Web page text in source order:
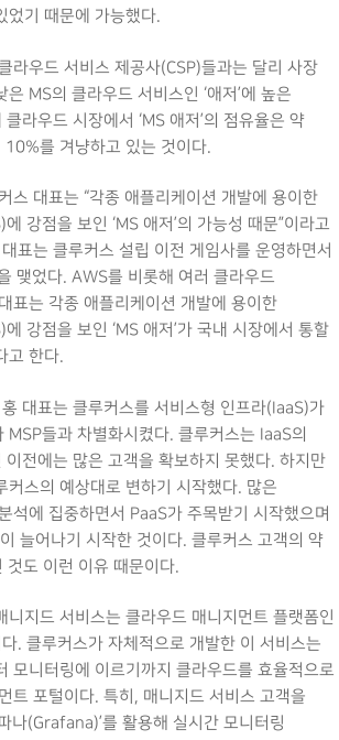
었기 때문에 가능했다.
라우드 서비스 제공사(CSP)들과는 달리 사장
MS의 클라우드 서비스인 ‘애저’에 높은
라우드 시장에서 ‘MS 애저’의 점유율은 약
를 겨냥하고 있는 것이다.
스 대표는 “각종 애플리케이션 개발에 용이한
강점을 보인 ‘MS 애저’의 가능성 때문”이라고
표는 클루커스 설립 이전 게임사를 운영하면서
맺었다. AWS를 비롯해 여러 클라우드
표는 각종 애플리케이션 개발에 용이한
강점을 보인 ‘MS 애저’가 국내 시장에서 통할
고 한다.
대표는 클루커스를 서비스형 인프라(IaaS)가
MSP들과 차별화시켰다. 클루커스는 IaaS의
전에는 많은 고객을 확보하지 못했다. 하지만
커스의 예상대로 변하기 시작했다. 많은
석에 집중하면서 PaaS가 주목받기 시작했으며
늘어나기 시작한 것이다. 클루커스 고객의 약
도 이런 이유 때문이다.
니지드 서비스는 클라우드 매니지먼트 플랫폼인
다. 클루커스가 자체적으로 개발한 이 서비스는
모니터링에 이르기까지 클라우드를 효율적으로
트 포털이다. 특히, 매니지드 서비스 고객을
나(Grafana)’를 활용해 실시간 모니터링